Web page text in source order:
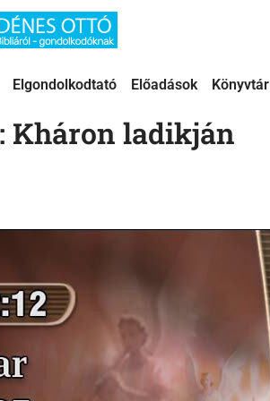
Elgondolkodtató Előadások Könyvtár
Kháron ladikján